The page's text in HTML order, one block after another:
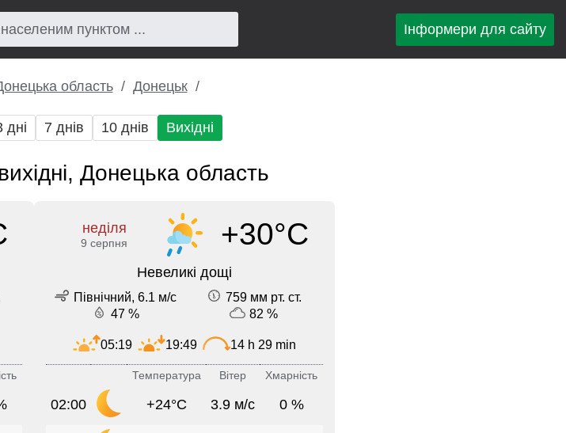
Інформери для сайту
область Донецьк
дні 7 днів 10 днів Вихідні
Донецька область
неділя
9 серпня +30°C
Невеликі дощі
Північний, 6.1 м/с
759 мм рт. ст.
47 %
82 %
05:19 19:49 14 h 29 min
Температура Вітер Хмарність
02:00 +24°C 3.9 м/с 0 %